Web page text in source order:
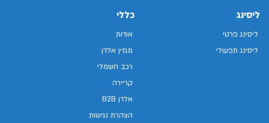
ליסינג
ליסינג פרטי
ליסינג תפעולי
כללי
אודות
מגזין אלדן
רכב חשמלי
קריירה
אלדן B2B
הצהרת נגישות